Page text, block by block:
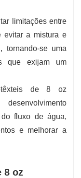
limitações entre
evitar a mistura e
tornando-se uma
que exijam um
de 8 oz
fluxo de água,
e melhorar a
8 oz